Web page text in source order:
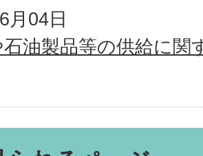
月04日
油製品等の供給に関